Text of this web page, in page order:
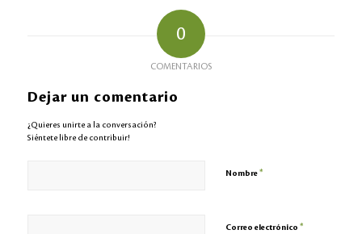
0
COMENTARIOS
Dejar un comentario
¿Quieres unirte a la conversación?
Siéntete libre de contribuir!
Nombre*
Correo electrónico *